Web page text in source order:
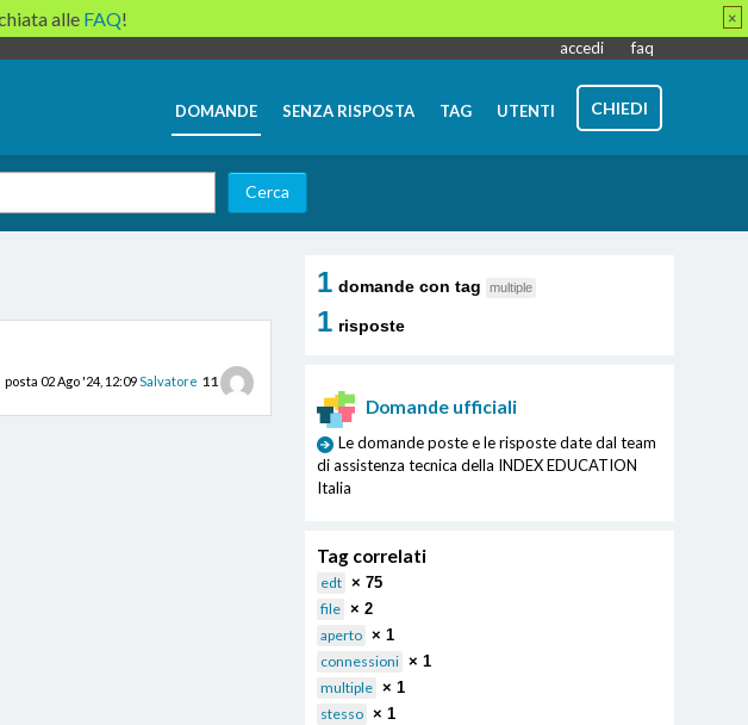
accedi faq
DOMANDE SENZA RISPOSTA TAG UTENTI CHIEDI
posta 02 Ago '24, 12:09Salvatore 11
1 domande con tag multiple
1 risposte
Domande ufficiali
Le domande poste e le risposte date dal team
di assistenza tecnica della INDEX EDUCATION
Italia
Tag correlati
edt × 75
file × 2
aperto × 1
connessioni × 1
multiple × 1
stesso × 1
alle FAQ! ×